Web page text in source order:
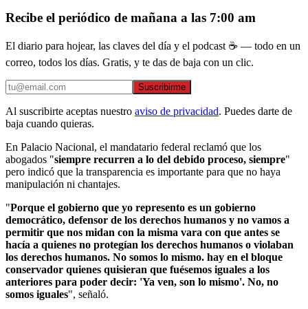
Recibe el periódico de mañana a las 7:00 am
El diario para hojear, las claves del día y el podcast ☕ — todo en un
correo, todos los días. Gratis, y te das de baja con un clic.
Suscribirme
Al suscribirte aceptas nuestro aviso de privacidad. Puedes darte de
baja cuando quieras.
En Palacio Nacional, el mandatario federal reclamó que los
abogados "siempre recurren a lo del debido proceso, siempre"
pero indicó que la transparencia es importante para que no haya
manipulación ni chantajes.
"Porque el gobierno que yo represento es un gobierno
democrático, defensor de los derechos humanos y no vamos a
permitir que nos midan con la misma vara con que antes se
hacía a quienes no protegían los derechos humanos o violaban
los derechos humanos. No somos lo mismo. hay en el bloque
conservador quienes quisieran que fuésemos iguales a los
anteriores para poder decir: 'Ya ven, son lo mismo'. No, no
somos iguales", señaló.